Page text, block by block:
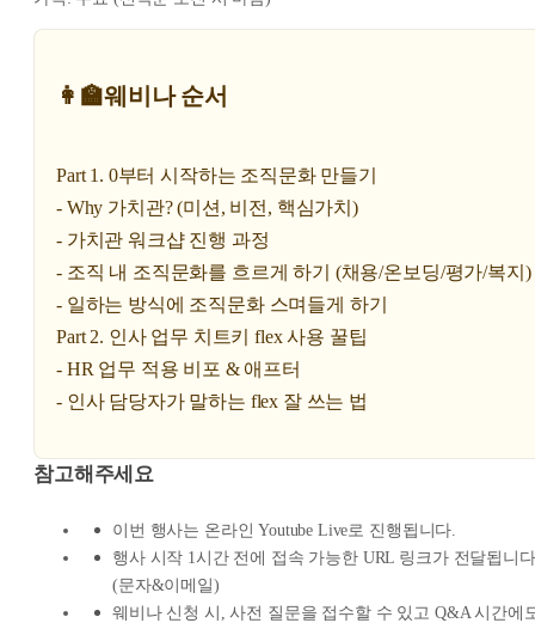
👩‍🏫웨비나 순서
Part 1. 0부터 시작하는 조직문화 만들기
- Why 가치관? (미션, 비전, 핵심가치)
- 가치관 워크샵 진행 과정
- 조직 내 조직문화를 흐르게 하기 (채용/온보딩/평가/복지)
- 일하는 방식에 조직문화 스며들게 하기
Part 2. 인사 업무 치트키 flex 사용 꿀팁
- HR 업무 적용 비포 & 애프터
- 인사 담당자가 말하는 flex 잘 쓰는 법
참고해주세요
이번 행사는 온라인 Youtube Live로 진행됩니다.
행사 시작 1시간 전에 접속 가능한 URL 링크가 전달됩니
(문자&이메일)
웨비나 신청 시, 사전 질문을 접수할 수 있고 Q&A 시간에